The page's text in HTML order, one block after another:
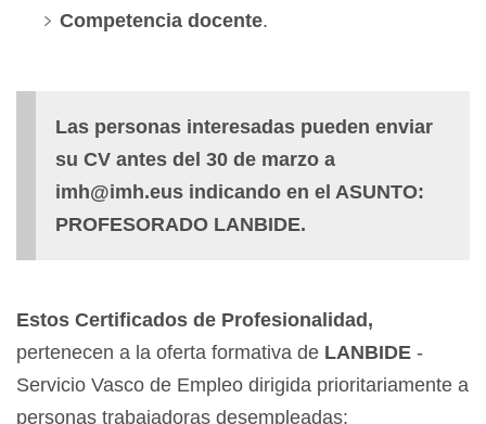
Competencia docente.
Las personas interesadas pueden enviar
su CV antes del 30 de marzo a
imh@imh.eus indicando en el ASUNTO:
PROFESORADO LANBIDE.
Estos Certificados de Profesionalidad,
pertenecen a la oferta formativa de LANBIDE -
Servicio Vasco de Empleo dirigida prioritariamente a
personas trabajadoras desempleadas: